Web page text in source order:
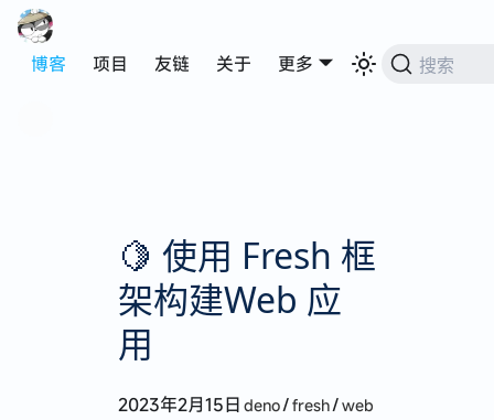
博客 项目 友链 关于 更多 搜索
🍋 使用 Fresh 框
架构建Web 应
用
2023年2月15日 deno/fresh/web